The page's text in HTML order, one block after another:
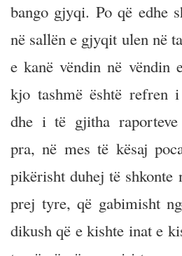
bango gjyqi. Po që edhe
në sallën e gjyqit ulen në
e kanë vëndin në vëndin
kjo tashmë është refren
dhe i të gjitha raporteve
pra, në mes të kësaj
pikërisht duhej të shkonte
prej tyre, që gabimisht
dikush që e kishte inat e